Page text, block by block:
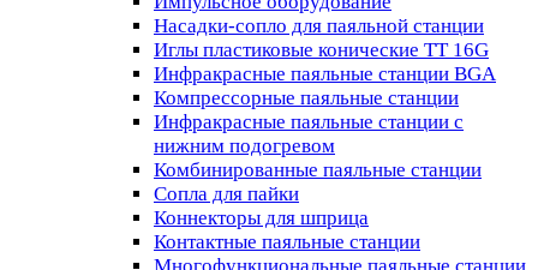
Насадки-сопло для паяльной станции
Иглы пластиковые конические TT 16G
Инфракрасные паяльные станции BGA
Компрессорные паяльные станции
Инфракрасные паяльные станции с
нижним подогревом
Комбинированные паяльные станции
Сопла для пайки
Коннекторы для шприца
Контактные паяльные станции
Многофункциональные паяльные станции